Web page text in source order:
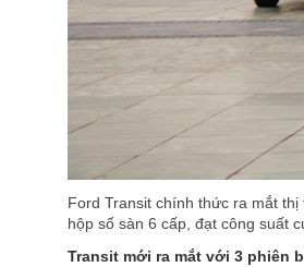
Ford Transit chính thức ra mắt
hộp số sàn 6 cấp, đạt công suất
Transit mới ra mắt với 3 phiên